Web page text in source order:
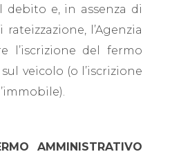
debito e, in assenza di
l’Agenzia
l’iscrizione del fermo
veicolo (o l’iscrizione
AMMINISTRATIVO